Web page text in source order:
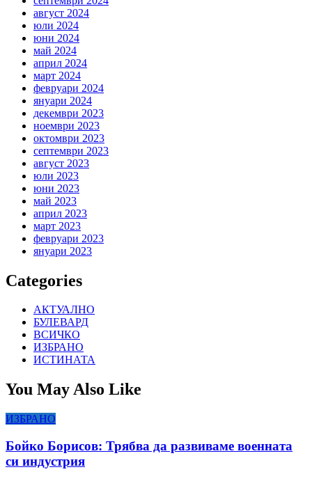
август 2024
юли 2024
юни 2024
май 2024
април 2024
март 2024
февруари 2024
януари 2024
декември 2023
ноември 2023
октомври 2023
септември 2023
август 2023
юли 2023
юни 2023
май 2023
април 2023
март 2023
февруари 2023
януари 2023
Categories
АКТУАЛНО
БУЛЕВАРД
ВСИЧКО
ИЗБРАНО
ИСТИНАТА
You May Also Like
ИЗБРАНО
Бойко Борисов: Трябва да развиваме военната
си индустрия